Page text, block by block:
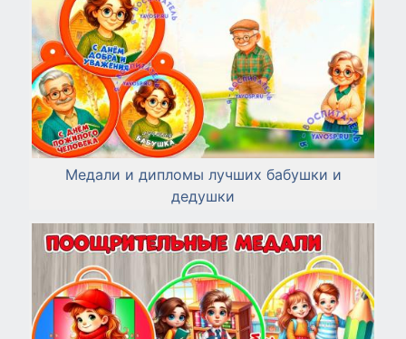
Медали и дипломы лучших бабушки и
дедушки